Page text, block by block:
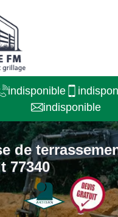
indisponible
indisponible
de
77340